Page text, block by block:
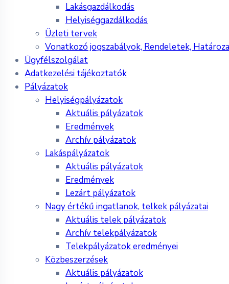
Lakásgazdálkodás
Helyiséggazdálkodás
Üzleti tervek
Vonatkozó jogszabályok, Rendeletek,
Ügyfélszolgálat
Adatkezelési tájékoztatók
Pályázatok
Helyiségpályázatok
Aktuális pályázatok
Eredmények
Archív pályázatok
Lakáspályázatok
Aktuális pályázatok
Eredmények
Lezárt pályázatok
Nagy értékű ingatlanok, telkek pályázatai
Aktuális telek pályázatok
Archív telekpályázatok
Telekpályázatok eredményei
Közbeszerzések
Aktuális pályázatok